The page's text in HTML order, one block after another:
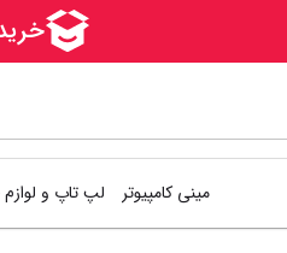
مینی کامپیوتر لپ تاپ و